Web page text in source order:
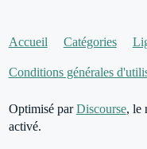
Accueil Catégories
Conditions générales
Optimisé parDiscourse, le
activé.